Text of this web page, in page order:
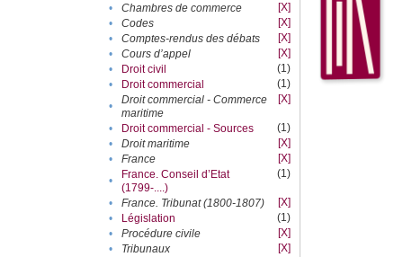
•
Chambres de commerce
[X]
•
Codes
[X]
•
Comptes-rendus des débats
[X]
•
Cours d’appel
[X]
•
Droit civil
(1)
•
Droit commercial
(1)
•
Droit commercial - Commerce
maritime
[X]
• Droit commercial - Sources
(1)
•
Droit maritime
[X]
•
France
[X]
•
France. Conseil d’Etat
(1799-....)
(1)
• France. Tribunat (1800-1807)
[X]
•
Législation
(1)
•
Procédure civile
[X]
•
Tribunaux
[X]